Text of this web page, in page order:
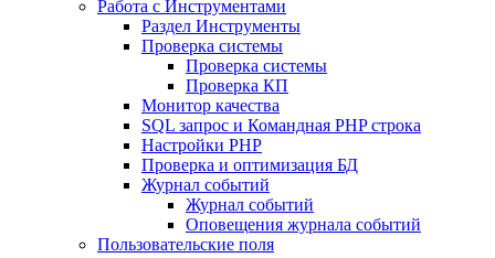
Работа с Инструментами
Раздел Инструменты
Проверка системы
Проверка системы
Проверка КП
Монитор качества
SQL запрос и Командная PHP строка
Настройки PHP
Проверка и оптимизация БД
Журнал событий
Журнал событий
Оповещения журнала событий
Пользовательские поля